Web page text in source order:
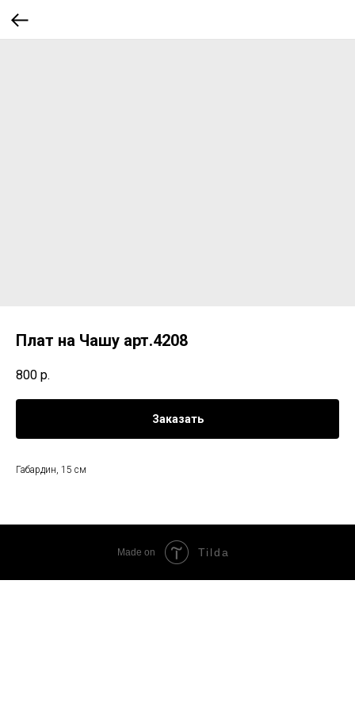
Плат на Чашу арт.4208
800 р.
Заказать
Габардин, 15 см
Made on Tilda